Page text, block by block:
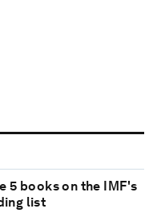
5 books on the IMF's
list